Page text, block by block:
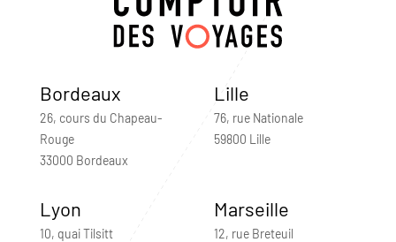
Bordeaux
26, cours du Chapeau-
Rouge
33000 Bordeaux
Lille
76, rue Nationale
59800 Lille
Lyon
10, quai Tilsitt
Marseille
12, rue Breteuil